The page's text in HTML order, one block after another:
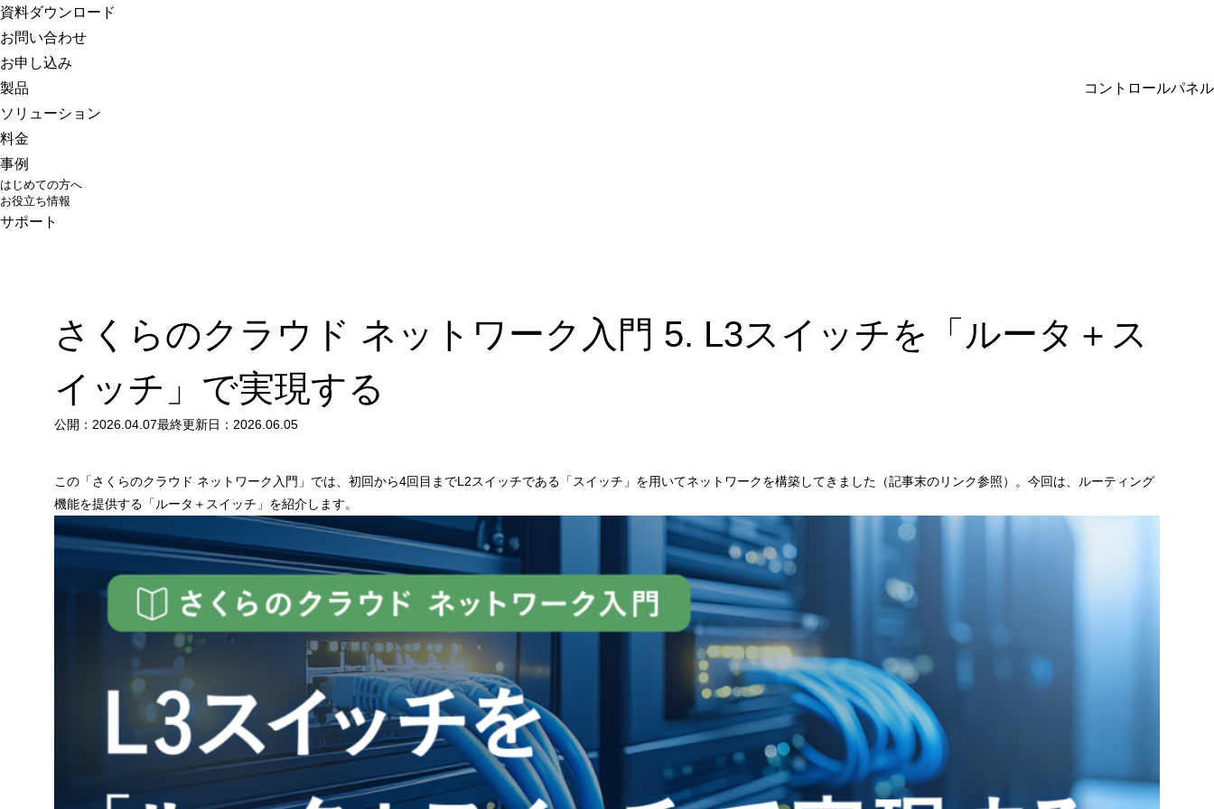
さくらのクラウド
資料ダウンロード
お問い合わせ
お申し込み
製品
ソリューション
料金
事例
はじめての方へ
お役立ち情報
サポート
コントロールパネル
さくらのクラウド ネットワーク入門 5. L3スイッチを「ルータ＋ス
イッチ」で実現する
公開： 2026.04.07最終更新日： 2026.06.05
この「さくらのクラウド ネットワーク入門」では、初回から4回目までL2スイッチである「スイッチ」を用いてネットワークを構築してきました（記事末のリンク参照）。今回は、ルーティング
機能を提供する「ルータ＋スイッチ」を紹介します。